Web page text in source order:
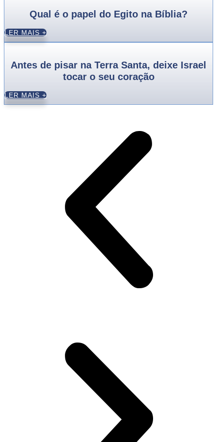
Qual é o papel do Egito na Bíblia?
LER MAIS +
Antes de pisar na Terra Santa, deixe Israel
tocar o seu coração
LER MAIS +